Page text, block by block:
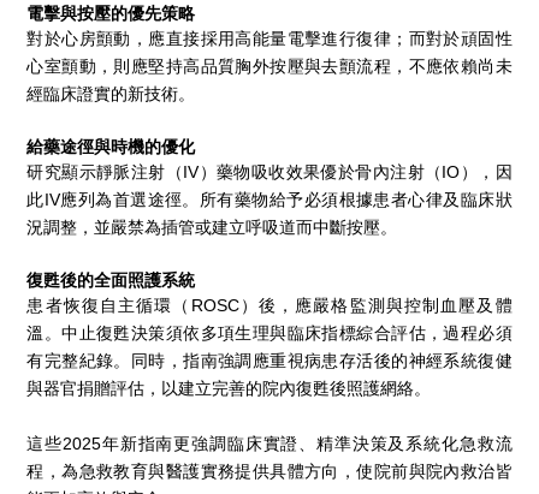
電擊與按壓的優先策略
對於心房顫動，應直接採用高能量電擊進行復律；而對於頑固性
心室顫動，則應堅持高品質胸外按壓與去顫流程，不應依賴尚未
經臨床證實的新技術。
給藥途徑與時機的優化
研究顯示靜脈注射（IV）藥物吸收效果優於骨內注射（IO），因
此IV應列為首選途徑。所有藥物給予必須根據患者心律及臨床狀
況調整，並嚴禁為插管或建立呼吸道而中斷按壓。
復甦後的全面照護系統
患者恢復自主循環（ROSC）後，應嚴格監測與控制血壓及體
溫。中止復甦決策須依多項生理與臨床指標綜合評估，過程必須
有完整紀錄。同時，指南強調應重視病患存活後的神經系統復健
與器官捐贈評估，以建立完善的院內復甦後照護網絡。
這些2025年新指南更強調臨床實證、精準決策及系統化急救流
程，為急救教育與醫護實務提供具體方向，使院前與院內救治皆